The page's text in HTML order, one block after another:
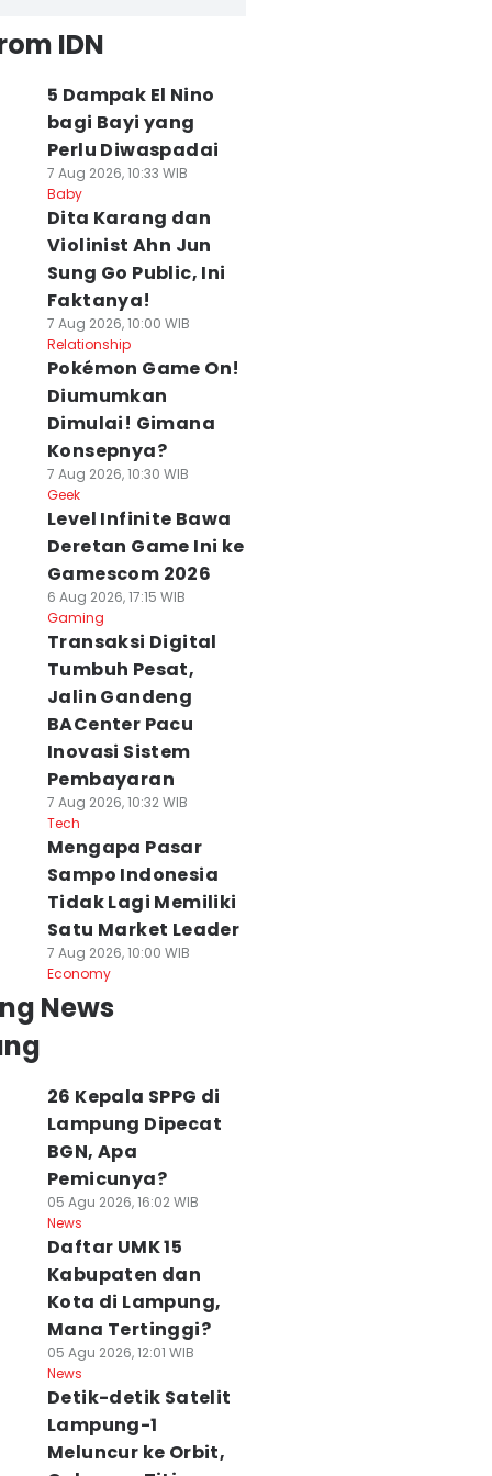
IDN
5 Dampak El Nino
bagi Bayi yang
Perlu Diwaspadai
7 Aug 2026, 10:33 WIB
Baby
Dita Karang dan
Violinist Ahn Jun
Sung Go Public, Ini
Faktanya!
7 Aug 2026, 10:00 WIB
Relationship
Pokémon Game On!
Diumumkan
Dimulai! Gimana
Konsepnya?
7 Aug 2026, 10:30 WIB
Geek
Level Infinite Bawa
Deretan Game Ini ke
Gamescom 2026
6 Aug 2026, 17:15 WIB
Gaming
Transaksi Digital
Tumbuh Pesat,
Jalin Gandeng
BACenter Pacu
Inovasi Sistem
Pembayaran
7 Aug 2026, 10:32 WIB
Tech
Mengapa Pasar
Sampo Indonesia
Tidak Lagi Memiliki
Satu Market Leader
7 Aug 2026, 10:00 WIB
Economy
News
26 Kepala SPPG di
Lampung Dipecat
BGN, Apa
Pemicunya?
05 Agu 2026, 16:02 WIB
News
Daftar UMK 15
Kabupaten dan
Kota di Lampung,
Mana Tertinggi?
05 Agu 2026, 12:01 WIB
News
Detik-detik Satelit
Lampung-1
Meluncur ke Orbit,